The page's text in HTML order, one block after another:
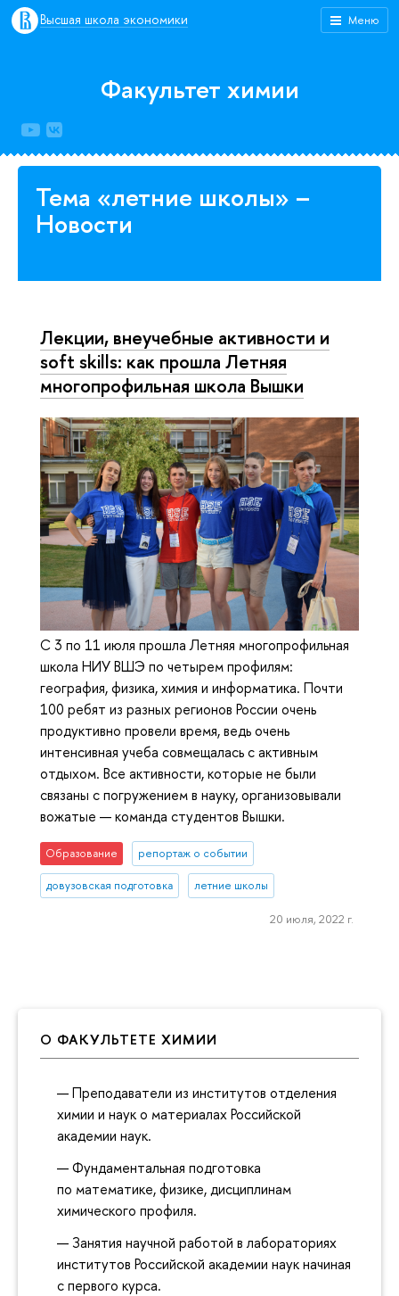
Меню
Высшая школа экономики
О ФАКУЛЬТЕТЕ ХИМИИ
Преподаватели из институтов отделения
химии и наук о материалах Российской
академии наук.
Фундаментальная подготовка
по математике, физике, дисциплинам
химического профиля.
Занятия научной работой в лабораториях
институтов Российской академии наук начиная
с первого курса.
Факультет химии
Тема «летние школы» –
Новости
Лекции, внеучебные активности и
soft skills: как прошла Летняя
многопрофильная школа Вышки
С 3 по 11 июля прошла Летняя многопрофильная
школа НИУ ВШЭ по четырем профилям:
география, физика, химия и информатика. Почти
100 ребят из разных регионов России очень
продуктивно провели время, ведь очень
интенсивная учеба совмещалась с активным
отдыхом. Все активности, которые не были
связаны с погружением в науку, организовывали
вожатые — команда студентов Вышки.
Образование репортаж о событии
довузовская подготовка летние школы
20 июля, 2022 г.